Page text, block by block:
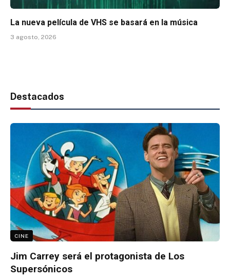
La nueva película de VHS se basará en la música
3 agosto, 2026
Destacados
CINE
Jim Carrey será el protagonista de Los
Supersónicos